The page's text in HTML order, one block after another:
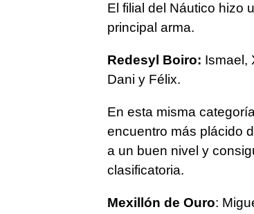
El filial del Náutico hizo
principal arma.
Redesyl Boiro: Ismael,
Dani y Félix.
En esta misma
encuentro más plácido
a un buen nivel y
clasificatoria.
Mexillón de Ouro: